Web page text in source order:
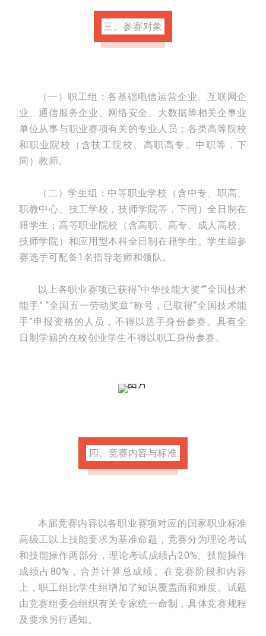
三、参赛对象
（一）职工组：各基础电信运营企业、互联网企
业、通信服务企业、网络安全、大数据等相关企事业
单位从事与职业赛项有关的专业人员；各类高等院校
和职业院校（含技工院校、高职高专、中职等，下
同）教师。
（二）学生组：中等职业学校（含中专、职高、
职教中心、技工学校，技师学院等，下同）全日制在
籍学生；高等职业院校（含高职、高专、成人高校、
技师学院）和应用型本科全日制在籍学生。学生组参
赛选手可配备1名指导老师和领队。
以上各职业赛项已获得“中华技能大奖”“全国技术
能手” “全国五一劳动奖章”称号，已取得“全国技术能
手”申报资格的人员，不得以选手身份参赛。具有全
日制学籍的在校创业学生不得以职工身份参赛。
四、竞赛内容与标准
本届竞赛内容以各职业赛项对应的国家职业标准
高级工以上技能要求为基准命题，竞赛分为理论考试
和技能操作两部分，理论考试成绩占20%、技能操作
成绩占80%，合并计算总成绩。在竞赛阶段和内容
上，职工组比学生组增加了知识覆盖面和难度。试题
由竞赛组委会组织有关专家统一命制，具体竞赛规程
及要求另行通知。